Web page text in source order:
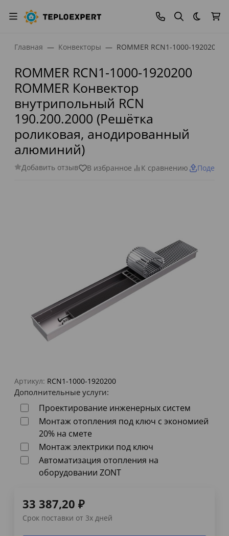
Темная
Главная Конвекторы ROMMER RCN1-1000-1920200
ROMMER RCN1-1000-1920200
ROMMER Конвектор
внутрипольный RCN
190.200.2000 (Решётка
роликовая, анодированный
алюминий)
Добавить отзыв В избранное К сравнению
Артикул: RCN1-1000-1920200
Дополнительные услуги:
Проектирование инженерных систем
Монтаж отопления под ключ с экономией
20% на смете
Монтаж электрики под ключ
Автоматизация отопления на
оборудовании ZONT
33 387,20 ₽
Срок поставки от 3х дней